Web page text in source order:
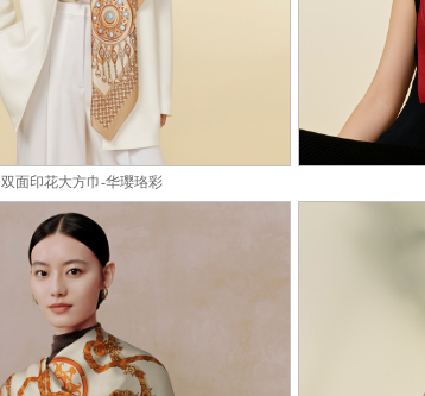
2 3
双面印花大方巾-华璎珞彩